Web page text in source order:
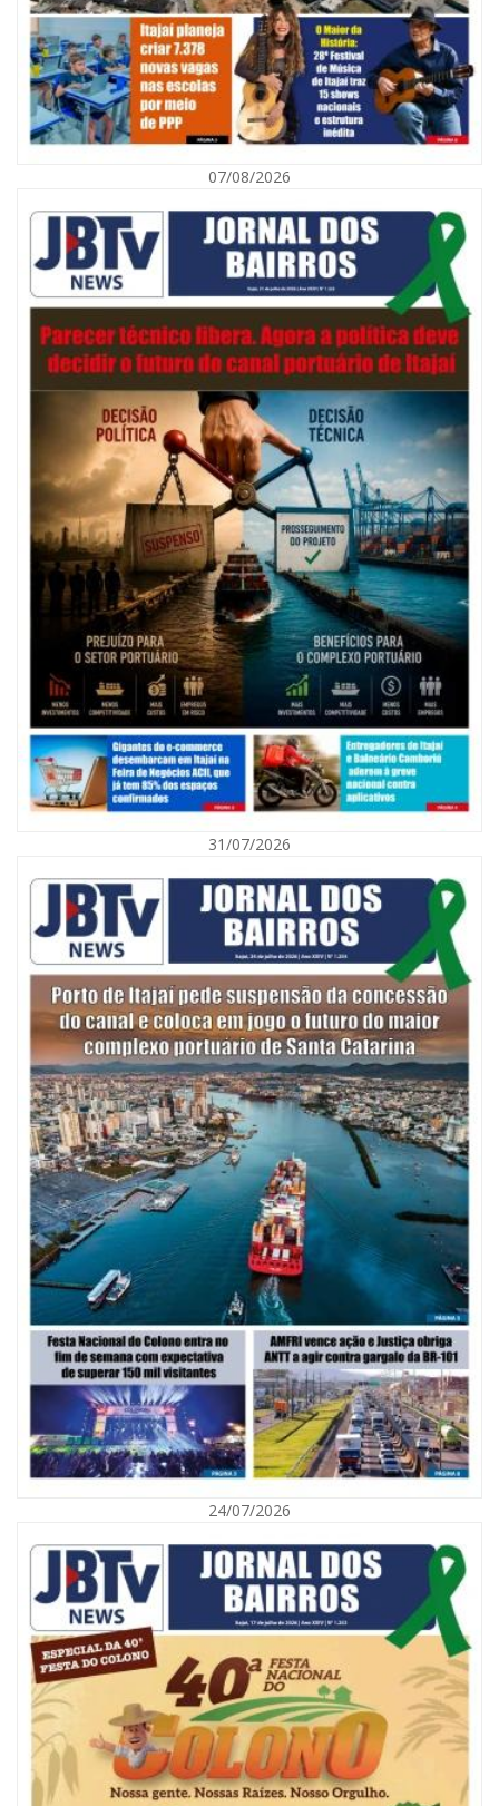
Navegantes celebra 64 anos com shows nacionais de Ferrugem, Banda
Morada e Chiquito & Bordoneio
ITAJAÍ
07/08/2026 | 07:00
Nem toda violência deixa marcas: conheça os sinais de alerta da
BALNEÁRIO CAMBORIÚ
07/08/2026 | 07:00
Saúde de BC promove mutirão de DIU e Implanon na UBS Municípios
neste sábado
POLÍTICA
07/08/2026
31/07/2026
24/07/2026